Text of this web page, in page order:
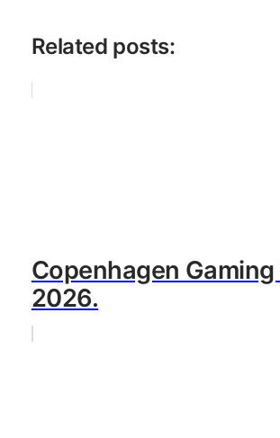
Related posts:
Copenhagen Gaming
2026.